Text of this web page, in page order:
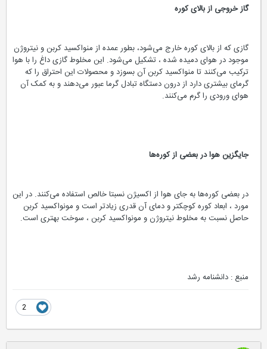
گاز خروجی از بالای کوره
گازی که از بالای کوره خارج می‌شود، بطور عمده از منواکسید کربن و نیتروژن
موجود در هوای دمیده شده ، تشکیل می‌شود. این مخلوط گازی داغ را با هوا
ترکیب می‌کنند تا منواکسید کربن آن بسوزد و محصولات این احتراق را که
گرمای بیشتری دارد از درون دستگاه تبادل گرما عبور می‌دهند و به کمک آن
هوای ورودی را گرم می‌کنند.
جایگزین هوا در بعضی از کوره‌ها
در بعضی کوره‌ها به جای هوا از اکسیژن نسبتا خالص استفاده می‌کنند. در این
مورد ، ابعاد کوره کوچکتر و دمای آن قدری زیادتر است و مونواکسید کربن
حاصل نسبت به مخلوط نیتروژن و مونواکسید کربن ، سوخت بهتری است.
منبع : دانشنامه رشد